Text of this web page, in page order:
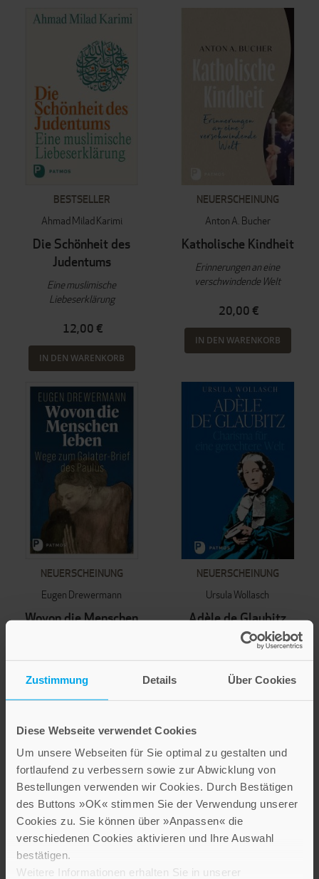
Zustimmung Details Über Cookies
Diese Webseite verwendet Cookies
Um unsere Webseiten für Sie optimal zu gestalten und
fortlaufend zu verbessern sowie zur Abwicklung von
Bestellungen verwenden wir Cookies. Durch Bestätigen
des Buttons »OK« stimmen Sie der Verwendung unserer
Cookies zu. Sie können über »Anpassen« die
verschiedenen Cookies aktivieren und Ihre Auswahl
bestätigen.
Weitere Informationen erhalten Sie in unserer
BESTSELLER
Ahmad Milad Karimi
Die Schönheit des
Judentums
Eine muslimische
Liebeserklärung
12,00 €
IN DEN WARENKORB
NEUERSCHEINUNG
Anton A. Bucher
Katholische Kindheit
Erinnerungen an eine
verschwindende Welt
20,00 €
IN DEN WARENKORB
NEUERSCHEINUNG
Eugen Drewermann
Wovon die Menschen
Wege zum Galater-Brief des
38,00 €
IN DEN WARENKORB
NEUERSCHEINUNG
Ursula Wollasch
Adèle de Glaubitz
Charisma für eine gerechtere
die bleibt